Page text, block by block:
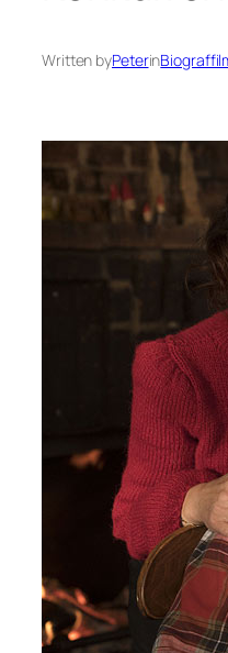
Written byPeterin